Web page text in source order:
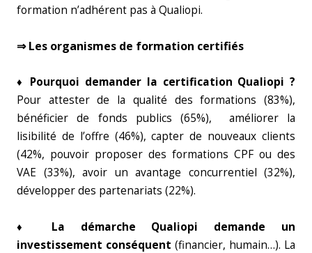
formation n’adhérent pas à Qualiopi.
⇒ Les organismes de formation certifiés
♦ Pourquoi demander la certification Qualiopi ?
Pour attester de la qualité des formations (83%),
bénéficier de fonds publics (65%), améliorer la
lisibilité de l’offre (46%), capter de nouveaux clients
(42%, pouvoir proposer des formations CPF ou des
VAE (33%), avoir un avantage concurrentiel (32%),
développer des partenariats (22%).
♦ La démarche Qualiopi demande un
investissement conséquent (financier, humain…). La